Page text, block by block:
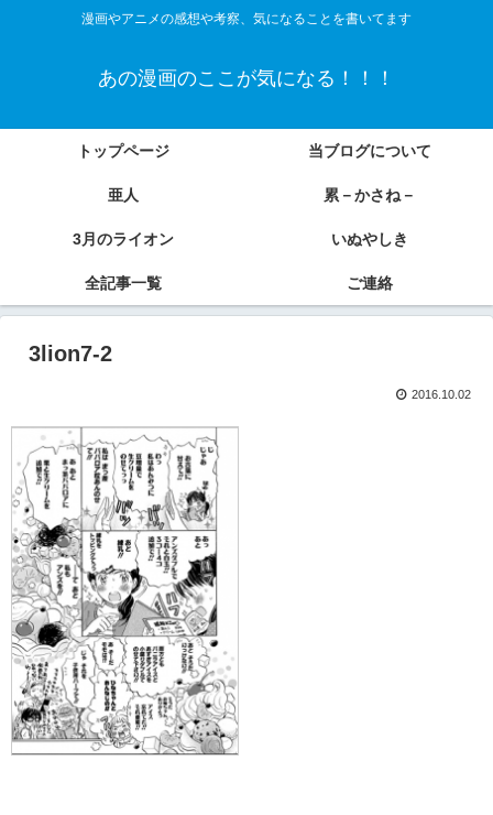
漫画やアニメの感想や考察、気になることを書いてます
あの漫画のここが気になる！！！
トップページ 当ブログについて
亜人 累－かさね－
3月のライオン いぬやしき
全記事一覧 ご連絡
3lion7-2
2016.10.02